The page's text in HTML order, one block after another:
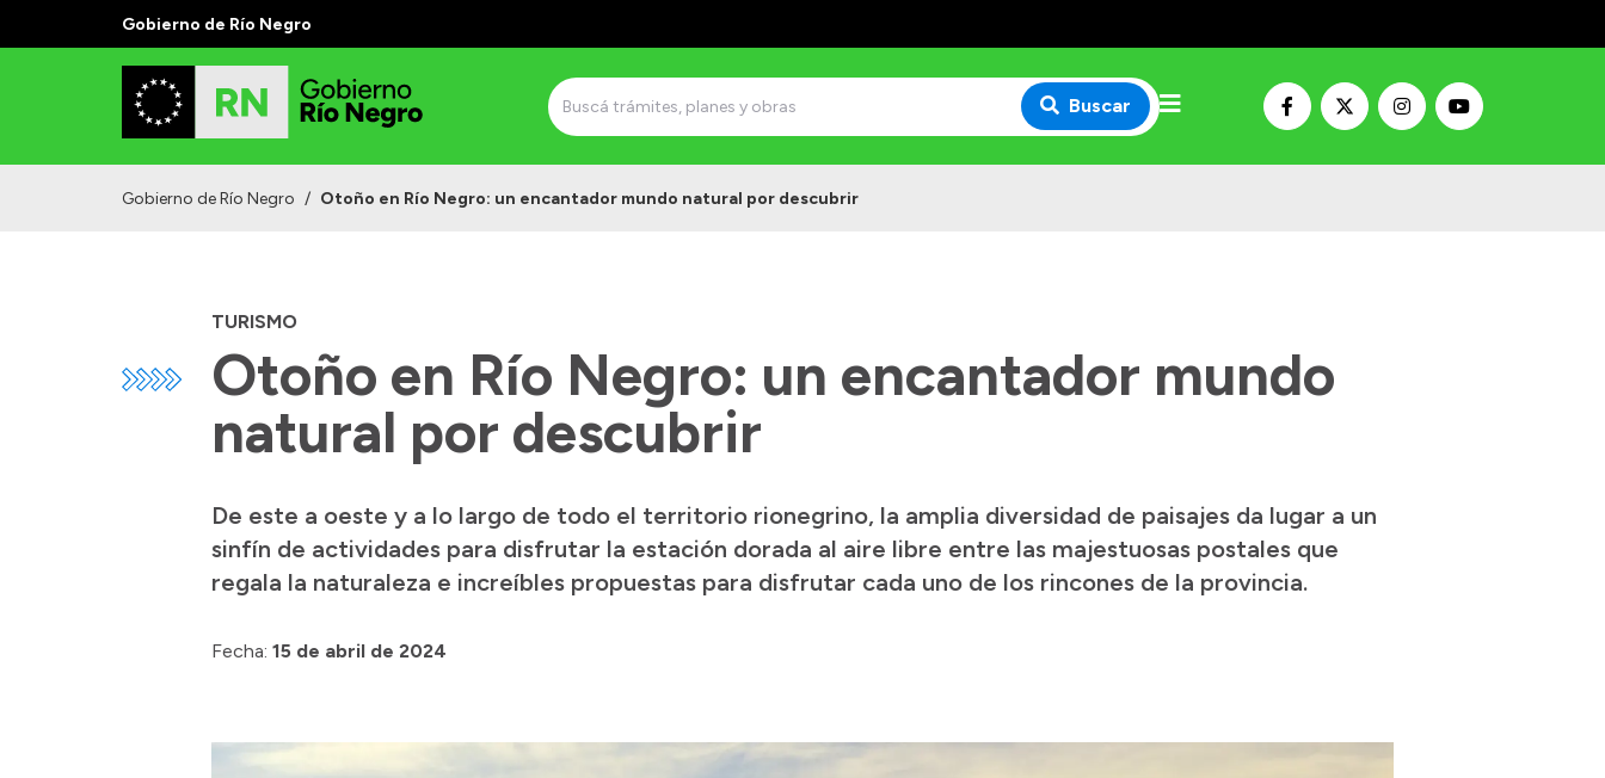
Gobierno de Río Negro
Buscar
Gobierno de Río Negro / Otoño en Río Negro: un encantador mundo natural por descubrir
TURISMO
Otoño en Río Negro: un encantador mundo
natural por descubrir
De este a oeste y a lo largo de todo el territorio rionegrino, la amplia diversidad de paisajes da lugar a un
sinfín de actividades para disfrutar la estación dorada al aire libre entre las majestuosas postales que
regala la naturaleza e increíbles propuestas para disfrutar cada uno de los rincones de la provincia.
Fecha: 15 de abril de 2024